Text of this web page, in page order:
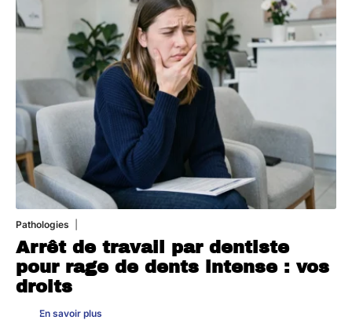
Pathologies
Arrêt de travail par dentiste
pour rage de dents intense : vos
droits
En savoir plus